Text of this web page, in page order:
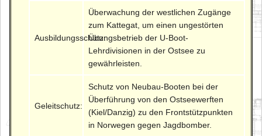
Ausbildungsschutz:
Überwachung der westlichen Zugänge
zum Kattegat, um einen ungestörten
Übungsbetrieb der U-Boot-
Lehrdivisionen in der Ostsee zu
gewährleisten.
Geleitschutz:
Schutz von Neubau-Booten bei der
Überführung von den Ostseewerften
(Kiel/Danzig) zu den Frontstützpunkten
in Norwegen gegen Jagdbomber.